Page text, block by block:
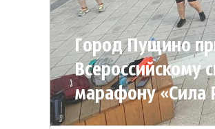
Город Пущино
Всероссийскому
марафону «Сила